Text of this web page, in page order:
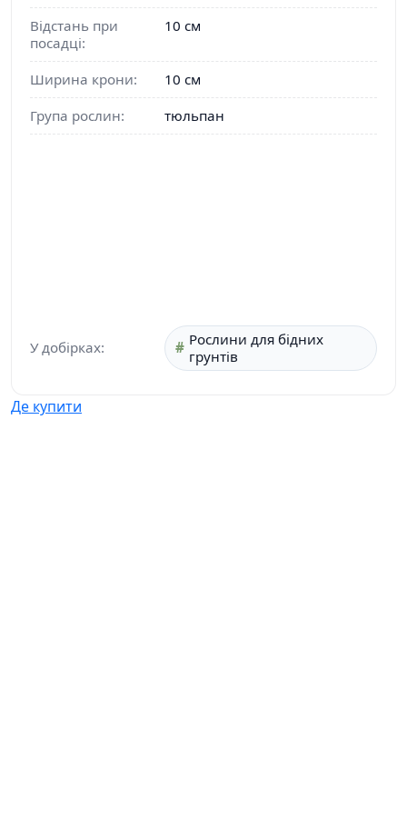
Відстань при
посадці:
10 см
Ширина крони:
10 см
Група рослин:
тюльпан
У добірках:
Рослини для бідних
грунтів
Де купити